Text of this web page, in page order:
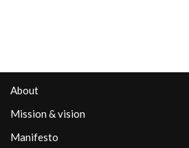
About
Mission & vision
Manifesto